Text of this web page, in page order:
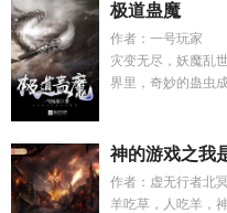
极道蛊魔
作者：一号玩家
灾变无尽，妖魔乱
界里，奇妙的蛊虫
神的游戏之我
作者：虚无行者北
羊吃草，人吃羊，